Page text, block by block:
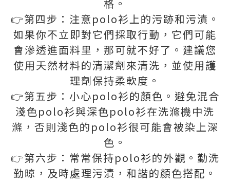
格。
👉第四步：注意polo衫上的污跡和污漬。
如果你不立即對它們採取行動，它們可能
會滲透進面料里，那可就不好了。建議您
使用天然材料的清潔劑來清洗，並使用護
理劑保持柔軟度。
👉第五步：小心polo衫的顏色。避免混合
淺色polo衫與深色polo衫在洗滌機中洗
滌，否則淺色的polo衫很可能會被染上深
色。
👉第六步：常常保持polo衫的外觀。勤洗
勤晾，及時處理污漬，和諧的顏色搭配。